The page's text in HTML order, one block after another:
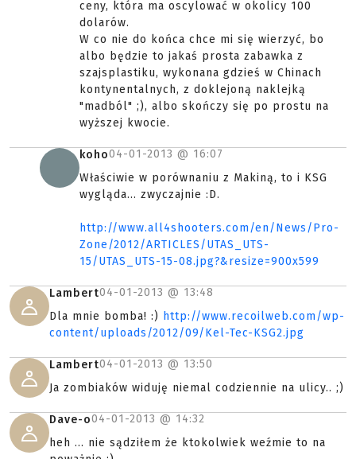
ceny, która ma oscylować w okolicy 100
dolarów.
W co nie do końca chce mi się wierzyć, bo
albo będzie to jakaś prosta zabawka z
szajsplastiku, wykonana gdzieś w Chinach
kontynentalnych, z doklejoną naklejką
"madból" ;), albo skończy się po prostu na
wyższej kwocie.
koho04-01-2013 @ 16:07
Właściwie w porównaniu z Makiną, to i KSG
wygląda... zwyczajnie :D.
http://www.all4shooters.com/en/News/Pro-
Zone/2012/ARTICLES/UTAS_UTS-
15/UTAS_UTS-15-08.jpg?&resize=900x599
Lambert04-01-2013 @ 13:48
Dla mnie bomba! :) http://www.recoilweb.com/wp-
content/uploads/2012/09/Kel-Tec-KSG2.jpg
Lambert04-01-2013 @ 13:50
Ja zombiaków widuję niemal codziennie na ulicy.. ;)
Dave-o04-01-2013 @ 14:32
heh ... nie sądziłem że ktokolwiek weźmie to na